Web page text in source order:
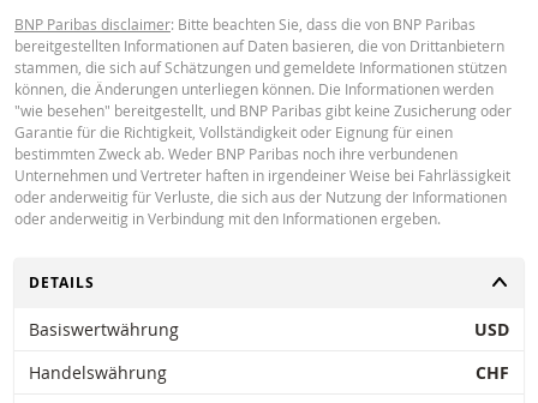
BNP Paribas disclaimer: Bitte beachten Sie, dass die von BNP Paribas
bereitgestellten Informationen auf Daten basieren, die von Drittanbietern
stammen, die sich auf Schätzungen und gemeldete Informationen stützen
können, die Änderungen unterliegen können. Die Informationen werden
"wie besehen" bereitgestellt, und BNP Paribas gibt keine Zusicherung oder
Garantie für die Richtigkeit, Vollständigkeit oder Eignung für einen
bestimmten Zweck ab. Weder BNP Paribas noch ihre verbundenen
Unternehmen und Vertreter haften in irgendeiner Weise bei Fahrlässigkeit
oder anderweitig für Verluste, die sich aus der Nutzung der Informationen
oder anderweitig in Verbindung mit den Informationen ergeben.
UMSCHALTEN
DETAILS
Basiswertwährung
USD
Handelswährung
CHF